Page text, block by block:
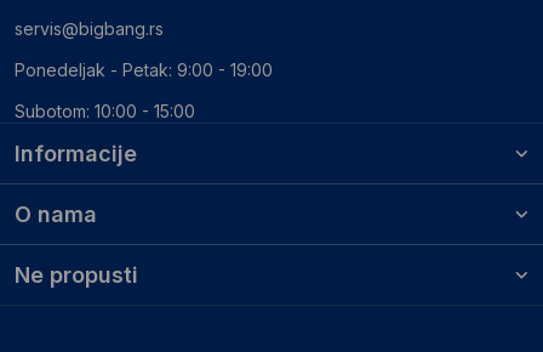
Informacije
O nama
Ne propusti
servis@bigbang.rs
Ponedeljak - Petak: 9:00 - 19:00
Subotom: 10:00 - 15:00